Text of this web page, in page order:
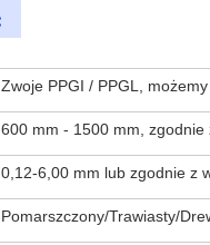
Zwoje PPGI / PPGL,
600 mm - 1500 mm, zgodnie
0,12-6,00 mm lub zgodnie z
Pomarszczony/Trawiasty/